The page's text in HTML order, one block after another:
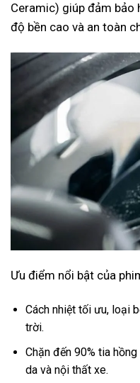
Ceramic) giúp đảm
độ bền cao và an toàn
Ưu điểm nổi bật của
Cách nhiệt tối ưu, loại
trời.
Chặn đến 90% tia
da và nội thất xe.